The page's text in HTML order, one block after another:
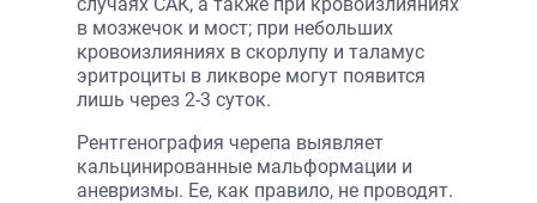
в мозжечок и мост; при небольших
кровоизлияниях в скорлупу и таламус
эритроциты в ликворе могут появится
лишь через 2-3 суток.
Рентгенография черепа выявляет
кальцинированные мальформации и
аневризмы. Ее, как правило, не проводят.